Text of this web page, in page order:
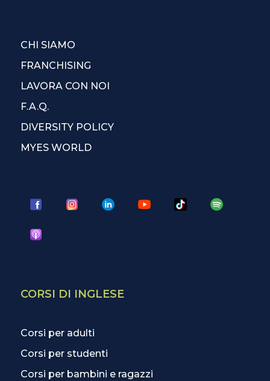
CHI SIAMO
FRANCHISING
LAVORA CON NOI
F.A.Q.
DIVERSITY POLICY
MYES WORLD
CORSI DI INGLESE
Corsi per adulti
Corsi per studenti
Corsi per bambini e ragazzi